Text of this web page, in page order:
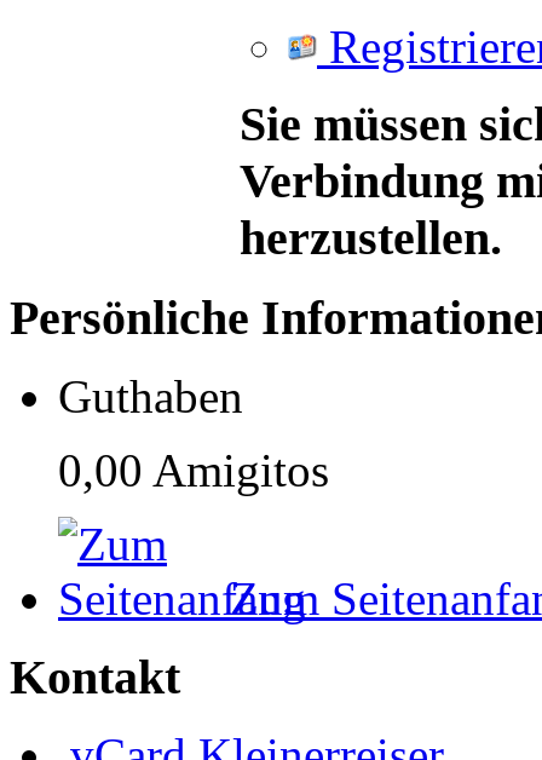
Sie müssen
Verbindung
herzustellen.
Persönliche
Guthaben
0,00 Amigitos
Zum
Kontakt